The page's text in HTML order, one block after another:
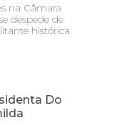
na Câmara
despede de
histórica
Do